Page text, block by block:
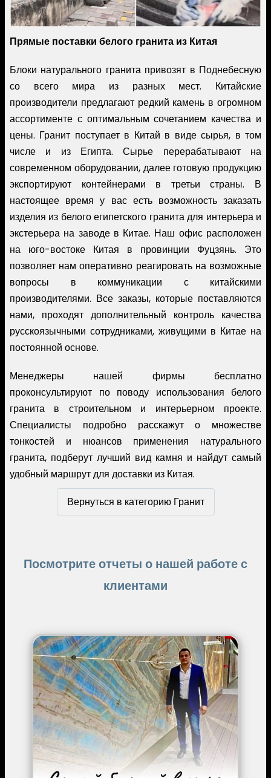
Прямые поставки белого гранита из Китая
Блоки натурального гранита привозят в Поднебесную
со всего мира из разных мест. Китайские
производители предлагают редкий камень в огромном
ассортименте с оптимальным сочетанием качества и
цены. Гранит поступает в Китай в виде сырья, в том
числе и из Египта. Сырье перерабатывают на
современном оборудовании, далее готовую продукцию
экспортируют контейнерами в третьи страны. В
настоящее время у вас есть возможность заказать
изделия из белого египетского гранита для интерьера и
экстерьера на заводе в Китае. Наш офис расположен
на юго-востоке Китая в провинции Фуцзянь. Это
позволяет нам оперативно реагировать на возможные
вопросы в коммуникации с китайскими
производителями. Все заказы, которые поставляются
нами, проходят дополнительный контроль качества
русскоязычными сотрудниками, живущими в Китае на
постоянной основе.
Менеджеры нашей фирмы бесплатно
проконсультируют по поводу использования белого
гранита в строительном и интерьерном проекте.
Специалисты подробно расскажут о множестве
тонкостей и нюансов применения натурального
гранита, подберут лучший вид камня и найдут самый
удобный маршрут для доставки из Китая.
Вернуться в категорию Гранит
Посмотрите отчеты о нашей работе с
клиентами
Image